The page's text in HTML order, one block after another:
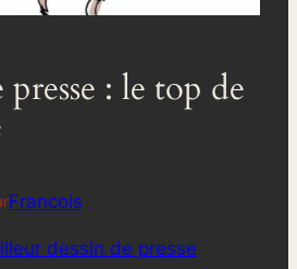
presse : le top de
Francois
dessin de presse